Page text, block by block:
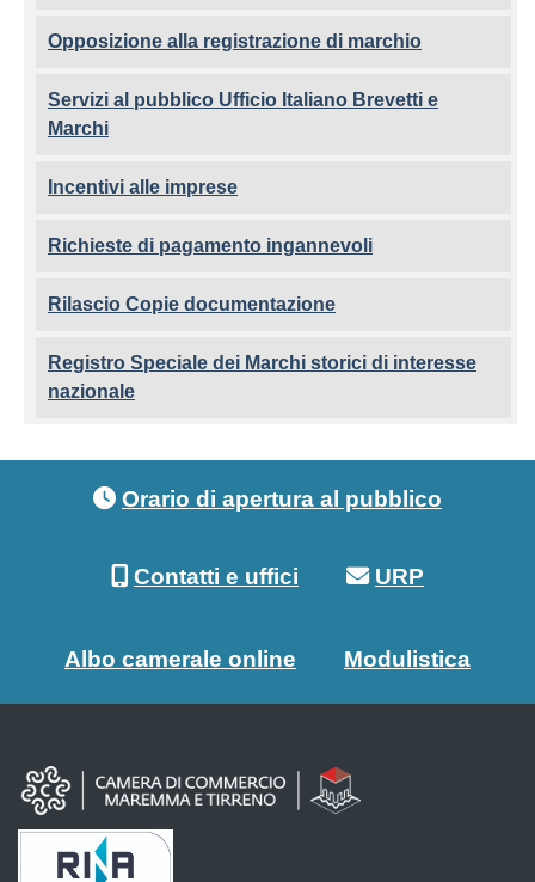
Opposizione alla registrazione di marchio
Servizi al pubblico Ufficio Italiano Brevetti e
Marchi
Incentivi alle imprese
Richieste di pagamento ingannevoli
Rilascio Copie documentazione
Registro Speciale dei Marchi storici di interesse
nazionale
Orario di apertura al pubblico
Contatti e uffici URP
Albo camerale online Modulistica